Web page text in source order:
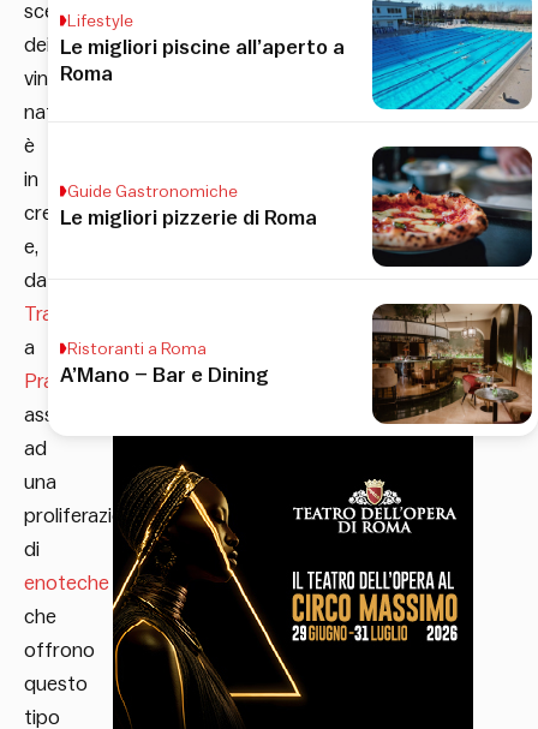
scena
dei
vini
naturali
è
in
crescita
e,
da
Trastevere
a
Prati,
assistiamo
ad
una
proliferazione
di
enoteche
che
offrono
questo
tipo
Lifestyle
Le migliori piscine all’aperto a
Roma
Guide Gastronomiche
Le migliori pizzerie di Roma
Ristoranti a Roma
A’Mano – Bar e Dining